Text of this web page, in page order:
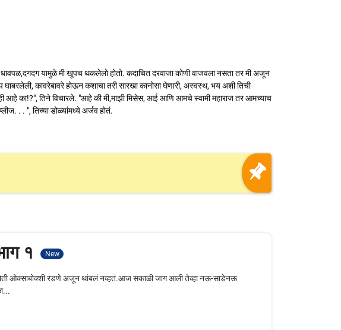
यामुळे मी खूपच थकलेलो होतो. कदाचित दरवाजा कोणी वाजवला नसता तर मी अजून
कावरेबावरे होऊन कशाचा तरी सारखा कानोसा घेणारी, अस्वस्थ, भय अशी तिची
आहे का!?", तिने विचारले. "आहे की मी,माझी मिसेस, आई आणि आमचे स्वामी महाराज तर आमच्याच
. . ", तिच्या डोळ्यांमध्ये अर्जव होतं.
१ New
होती ओक्साबोक्शी रडणे अजून थांबलं नव्हतं.आज सकाळी जाग आली तेव्हा नऊ-साडेनऊ